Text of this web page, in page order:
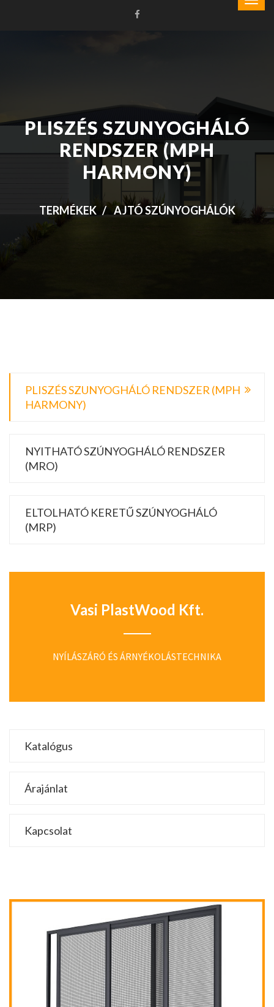
PLISZÉS SZUNYOGHÁLÓ
RENDSZER (MPH
HARMONY)
TERMÉKEK AJTÓ SZÚNYOGHÁLÓK
PLISZÉS SZUNYOGHÁLÓ RENDSZER (MPH
HARMONY)
NYITHATÓ SZÚNYOGHÁLÓ RENDSZER
(MRO)
ELTOLHATÓ KERETŰ SZÚNYOGHÁLÓ
(MRP)
Vasi PlastWood Kft.
NYÍLÁSZÁRÓ ÉS ÁRNYÉKOLÁSTECHNIKA
Katalógus
Árajánlat
Kapcsolat